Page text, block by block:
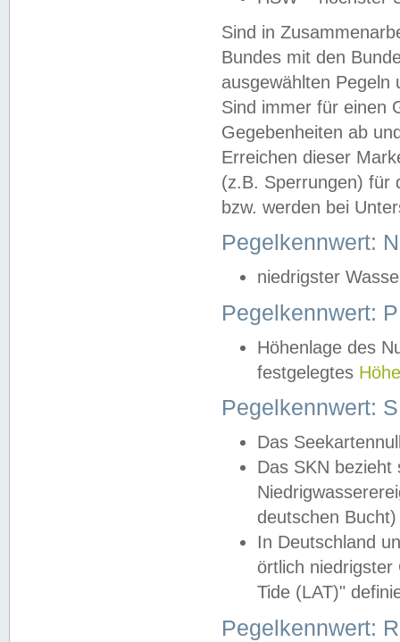
Sind in
Bundes mit den
ausgewählten
Sind immer für einen
Gegebenheiten ab
Erreichen dieser
(z.B. Sperrungen) für
bzw. werden bei
Pegelkennwert:
niedrigster
Pegelkennwert:
Höhenlage des
festgelegtes
Pegelkennwert:
Das
Das SKN
deutschen
In Deutschland
örtlich
Tide (LAT)"
Pegelkennwert: